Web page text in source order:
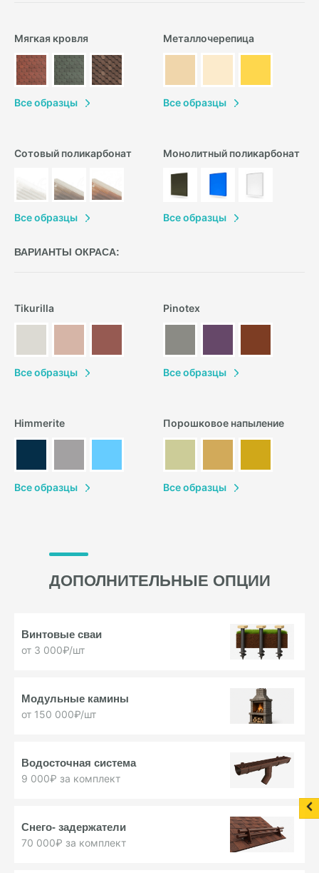
Мягкая кровля
Все образцы
Металлочерепица
Все образцы
Сотовый поликарбонат
Все образцы
Монолитный поликарбонат
Все образцы
ВАРИАНТЫ ОКРАСА:
Tikurilla
Все образцы
Pinotex
Все образцы
Himmerite
Все образцы
Порошковое напыление
Все образцы
ДОПОЛНИТЕЛЬНЫЕ ОПЦИИ
Винтовые сваи
от 3 000₽/шт
Модульные камины
от 150 000₽/шт
Водосточная система
9 000₽ за комплект
Снего- задержатели
70 000₽ за комплект